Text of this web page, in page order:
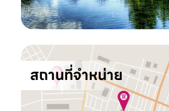
สถานที่จำหน่าย